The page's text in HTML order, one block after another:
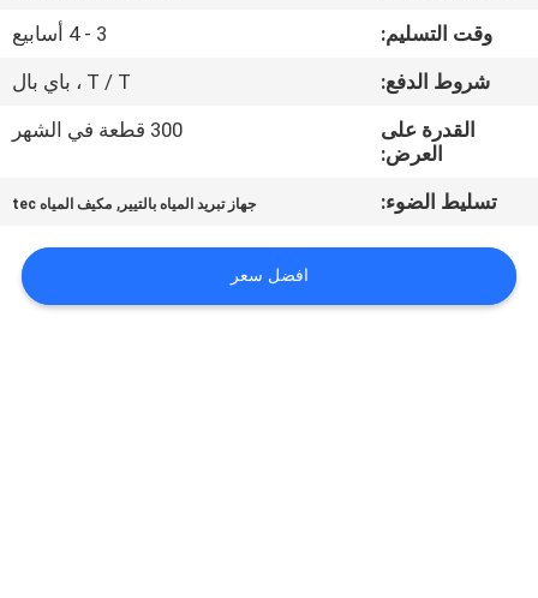
ضبط
الجودة
أخبار
وقت التسليم:
3 - 4 أسابيع
شروط الدفع:
T / T ، باي بال
القدرة على
العرض:
300 قطعة في الشهر
تسليط الضوء: جهاز تبريد المياه بالتيير , مكيف المياه tec
افضل سعر